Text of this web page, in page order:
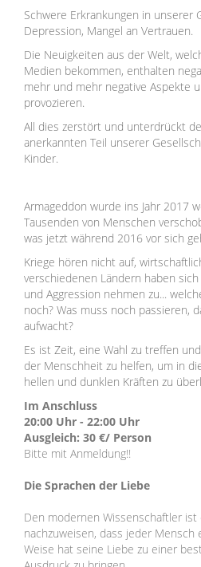
Schwere Erkrankungen in unserer
Depression, Mangel an Vertrauen.
Die Neuigkeiten aus der Welt,
Medien bekommen, enthalten
mehr und mehr negative Aspekte
provozieren.
All dies zerstört und unterdrückt
anerkannten Teil unserer
Kinder.
Armageddon wurde ins Jahr 2017
Tausenden von Menschen
was jetzt während 2016 vor sich
Kriege hören nicht auf,
verschiedenen Ländern haben
und Aggression nehmen zu...
noch? Was muss noch passieren,
aufwacht?
Es ist Zeit, eine Wahl zu treffen
der Menschheit zu helfen, um in
hellen und dunklen Kräften zu
Im Anschluss
20:00 Uhr - 22:00 Uhr
Ausgleich: 30 €/ Person
Bitte mit Anmeldung!!
Die Sprachen der Liebe
Den modernen Wissenschaftler ist
nachzuweisen, dass jeder
Weise hat seine Liebe zu einer